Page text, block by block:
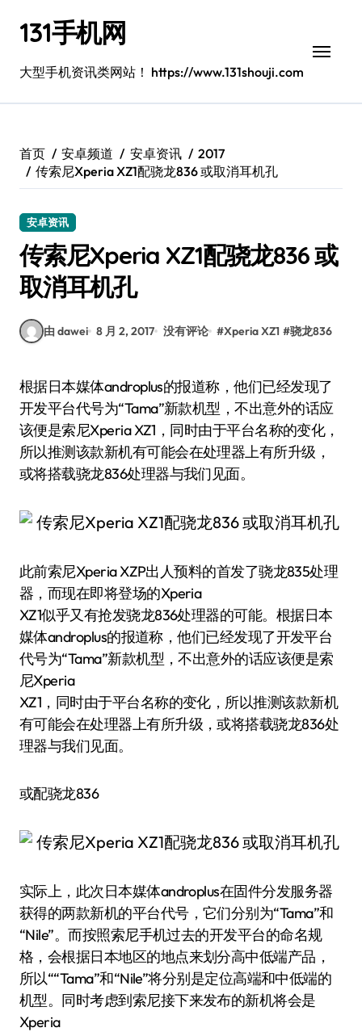
131手机网
大型手机资讯类网站！ https://www.131shouji.com
首页 安卓频道 安卓资讯
2017
传索尼Xperia XZ1配骁龙836 或取消耳机孔
安卓资讯
传索尼Xperia XZ1配骁龙836 或
取消耳机孔
由 dawei 8 月 2, 2017 没有评论 #Xperia XZ1 #骁龙836
根据日本媒体androplus的报道称，他们已经发现了
开发平台代号为“Tama”新款机型，不出意外的话应
该便是索尼Xperia XZ1，同时由于平台名称的变化，
所以推测该款新机有可能会在处理器上有所升级，
或将搭载骁龙836处理器与我们见面。
此前索尼Xperia XZP出人预料的首发了骁龙835处理
器，而现在即将登场的Xperia
XZ1似乎又有抢发骁龙836处理器的可能。根据日本
媒体androplus的报道称，他们已经发现了开发平台
代号为“Tama”新款机型，不出意外的话应该便是索
尼Xperia
XZ1，同时由于平台名称的变化，所以推测该款新机
有可能会在处理器上有所升级，或将搭载骁龙836处
理器与我们见面。
或配骁龙836
实际上，此次日本媒体androplus在固件分发服务器
获得的两款新机的平台代号，它们分别为“Tama”和
“Nile”。而按照索尼手机过去的开发平台的命名规
格，会根据日本地区的地点来划分高中低端产品，
所以““Tama”和“Nile”将分别是定位高端和中低端的
机型。同时考虑到索尼接下来发布的新机将会是
Xperia